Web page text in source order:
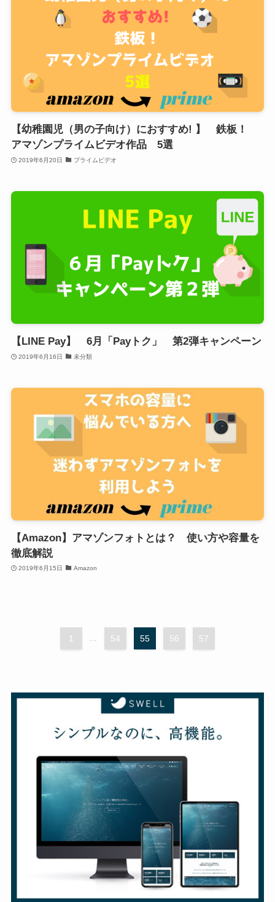
【幼稚園児（男の子向け）におすすめ! 】 鉄板！
アマゾンプライムビデオ作品 5選
2019年6月20日 プライムビデオ
【LINE Pay】 6月「Payトク」 第2弾キャンペーン
2019年6月16日 未分類
【Amazon】アマゾンフォトとは？ 使い方や容量を
徹底解説
2019年6月15日 Amazon
1 54 55 56 57